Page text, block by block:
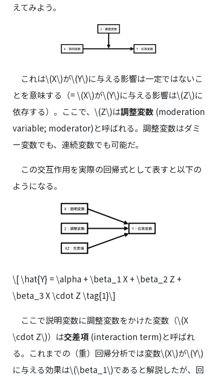
えてみよう。
これは\(X\)が\(Y\)に与える影響は一定ではないこ
とを意味する（= \(X\)が\(Y\)に与える影響は\(Z\)に
依存する）。ここで、 \(Z\)は調整変数(moderation
variable; moderator)と呼ばれる。調整変数はダミ
ー変数でも、連続変数でも可能だ。
この交互作用を実際の回帰式として表すと以下の
ようになる。
\[ \hat{Y} = \alpha + \beta_1 X + \beta_2 Z +
\beta_3 X \cdot Z \tag{1}\]
ここで説明変数に調整変数をかけた変数（\(X
\cdot Z\)）は交差項(interaction term)と呼ばれ
る。これまでの（重）回帰分析では変数\(X\)が\(Y\)
に与える効果は\(\beta_1\)であると解説したが、回